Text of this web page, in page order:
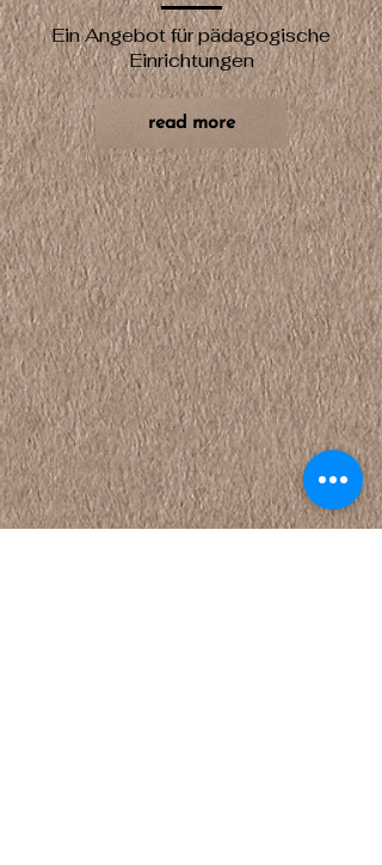
Ein Angebot für pädagogische
Einrichtungen
read more